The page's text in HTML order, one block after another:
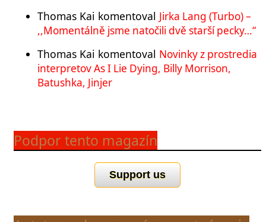
Thomas Kai komentoval Jirka Lang (Turbo) –
,,Momentálně jsme natočili dvě starší pecky…“
Thomas Kai komentoval Novinky z prostredia
interpretov As I Lie Dying, Billy Morrison,
Batushka, Jinjer
Podpor tento magazín
Support us